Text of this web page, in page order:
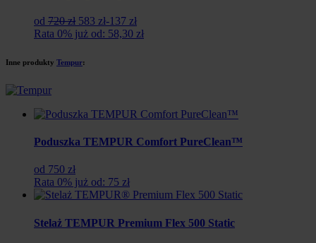
od 720 zł Pierwotna
cena
583 złAktualna
cena
-137 zł
Rata 0% już od: 58,30 zł
Inne produkty Tempur:
Poduszka TEMPUR Comfort PureClean™
od 750 zł
Rata 0% już od: 75 zł
Stelaż TEMPUR Premium Flex 500 Static